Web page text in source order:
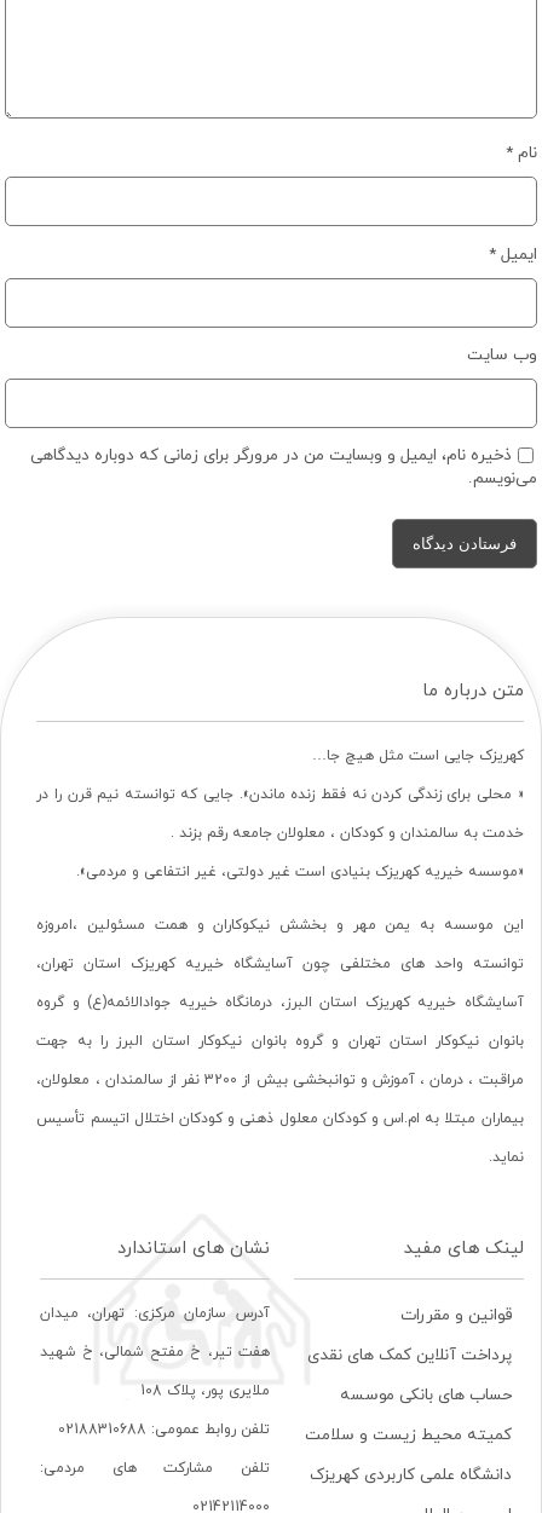
نام*
ایمیل*
وب‌ سایت
ذخیره نام، ایمیل و وبسایت من در مرورگر برای زمانی که دوباره دیدگاهی
می‌نویسم.
متن درباره ما
کهریزک جایی است مثل هیچ جا…
« محلی برای زندگی کردن نه فقط زنده ماندن». جایی که توانسته نیم قرن را در
خدمت به سالمندان و کودکان ، معلولان جامعه رقم بزند .
«موسسه خیریه کهریزک بنیادی است غیر دولتی، غیر انتفاعی و مردمی».
این موسسه به یمن مهر و بخشش نیکوکاران و همت مسئولین ،امروزه
توانسته واحد های مختلفی چون آسایشگاه خیریه کهریزک استان تهران،
آسایشگاه خیریه کهریزک استان البرز، درمانگاه خیریه جوادالائمه(ع) و گروه
بانوان نیکوکار استان تهران و گروه بانوان نیکوکار استان البرز را به جهت
مراقبت ، درمان ، آموزش و توانبخشی بیش از 3200 نفر از سالمندان ، معلولان،
بیماران مبتلا به ام.اس و کودکان معلول ذهنی و کودکان اختلال اتیسم تأسیس
نماید.
لینک های مفید
قوانین و مقررات
پرداخت آنلاین کمک های نقدی
حساب های بانکی موسسه
کمیته محیط زیست و سلامت
دانشگاه علمی کاربردی کهریزک
نشان های استاندارد
آدرس سازمان مرکزی: تهران، ميدان
هفت تير، خ مفتح شمالی، خ شهيد
ملايری پور، پلاک 108
تلفن روابط عمومی: 02188310688
تلفن مشارکت های مردمی:
02142114000